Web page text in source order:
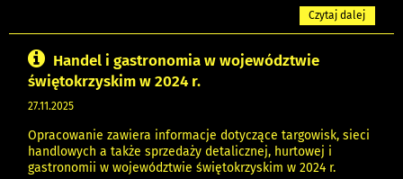
Czytaj dalej
Handel i gastronomia w województwie
świętokrzyskim w 2024 r.
27.11.2025
Opracowanie zawiera informacje dotyczące targowisk, sieci
handlowych a także sprzedaży detalicznej, hurtowej i
gastronomii w województwie świętokrzyskim w 2024 r.